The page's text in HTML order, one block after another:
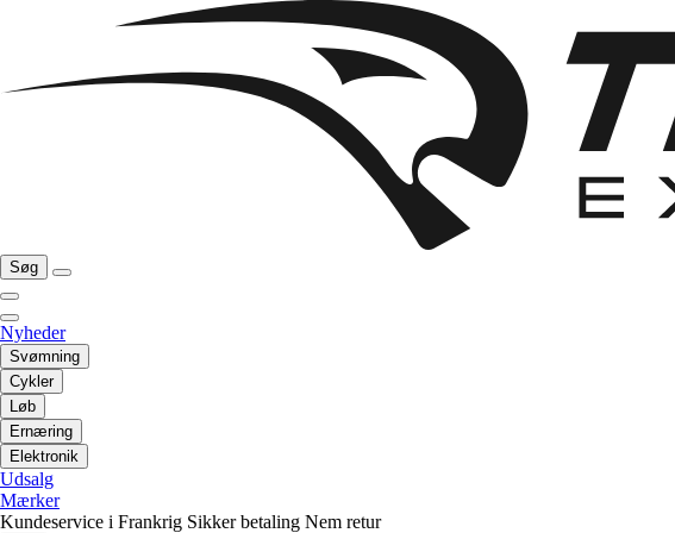
Søg
Nyheder
Svømning
Cykler
Løb
Ernæring
Elektronik
Udsalg
Mærker
Kundeservice i Frankrig Sikker betaling Nem retur